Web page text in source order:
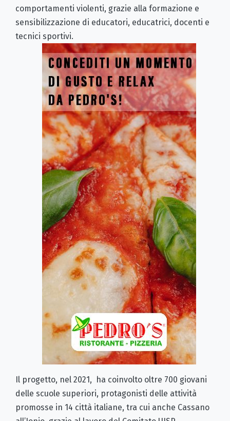
comportamenti violenti, grazie alla formazione e
sensibilizzazione di educatori, educatrici, docenti e
tecnici sportivi.
Il progetto, nel 2021, ha coinvolto oltre 700 giovani
delle scuole superiori, protagonisti delle attività
promosse in 14 città italiane, tra cui anche Cassano